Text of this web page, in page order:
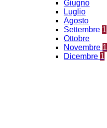
Giugno
Luglio
Agosto
Settembre 1
Ottobre
Novembre 1
Dicembre 1